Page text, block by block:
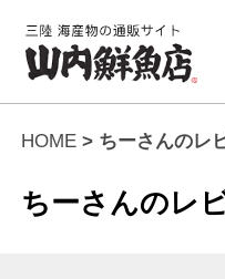
HOME ちーさんのレ
ちーさんのレ